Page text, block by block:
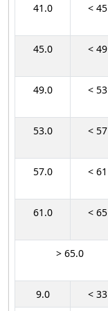
41.0 < 45
45.0 < 49
49.0 < 53
53.0 < 57
57.0 < 61
61.0 < 65
> 65.0
9.0 < 33